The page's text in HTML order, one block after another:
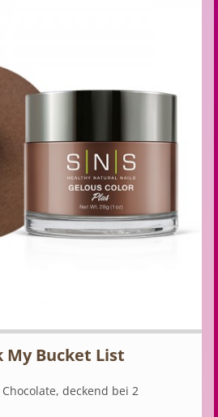
My Bucket List
deckend bei 2